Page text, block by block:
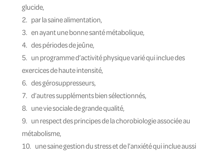
glucide,
par la saine alimentation,
en ayant une bonne santé métabolique,
des périodes de jeûne,
un programme d’activité physique varié qui inclue des
exercices de haute intensité,
des gérosuppresseurs,
d’autres suppléments bien sélectionnés,
une vie sociale de grande qualité,
un respect des principes de la chorobiologie associée au
métabolisme,
une saine gestion du stress et de l’anxiété qui inclue aussi